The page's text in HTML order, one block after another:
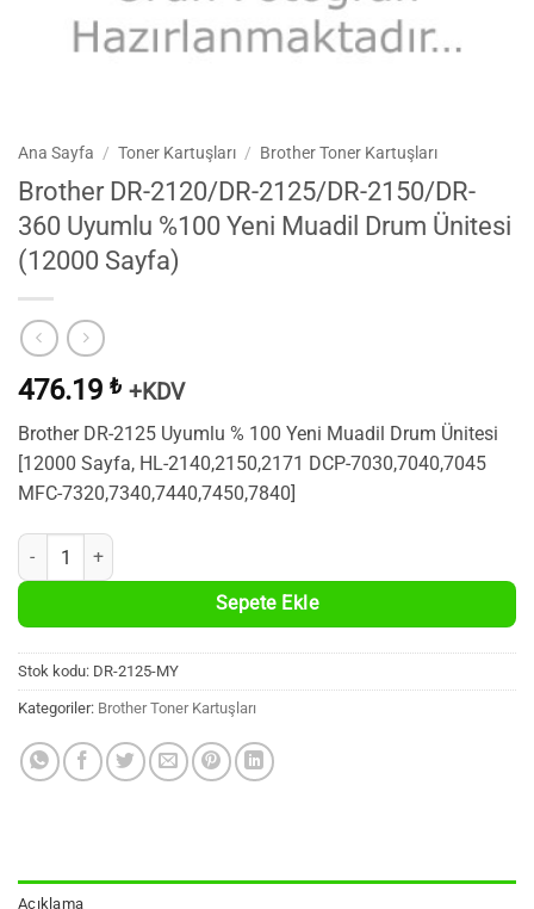
Ana Sayfa / Toner Kartuşları / Brother Toner Kartuşları
Brother DR-2120/DR-2125/DR-2150/DR-
360 Uyumlu %100 Yeni Muadil Drum Ünitesi
(12000 Sayfa)
476.19 ₺ +KDV
Brother DR-2125 Uyumlu % 100 Yeni Muadil Drum Ünitesi
[12000 Sayfa, HL-2140,2150,2171 DCP-7030,7040,7045
MFC-7320,7340,7440,7450,7840]
Brother DR-2120/DR-2125/DR-2150/DR-360 Uyumlu %100 Yeni
Sepete Ekle
Stok kodu: DR-2125-MY
Kategoriler: Brother Toner Kartuşları
Açıklama